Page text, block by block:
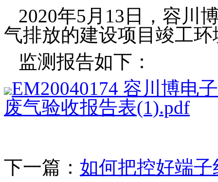
2020年5月13日，容川
气排放的建设项目竣工
监测报告如下：
EM20040174 容川博电
废气验收报告表(1).pdf
下一篇： 如何把控好端